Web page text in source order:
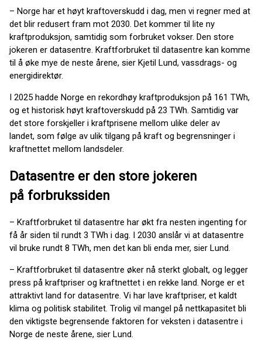
– Norge har et høyt kraftoverskudd i dag, men vi regner med at
det blir redusert fram mot 2030. Det kommer til lite ny
kraftproduksjon, samtidig som forbruket vokser. Den store
jokeren er datasentre. Kraftforbruket til datasentre kan komme
til å øke mye de neste årene, sier Kjetil Lund, vassdrags- og
energidirektør.
I 2025 hadde Norge en rekordhøy kraftproduksjon på 161 TWh,
og et historisk høyt kraftoverskudd på 23 TWh. Samtidig var
det store forskjeller i kraftprisene mellom ulike deler av
landet, som følge av ulik tilgang på kraft og begrensninger i
kraftnettet mellom landsdeler.
Datasentre er den store jokeren
på forbrukssiden
– Kraftforbruket til datasentre har økt fra nesten ingenting for
få år siden til rundt 3 TWh i dag. I 2030 anslår vi at datasentre
vil bruke rundt 8 TWh, men det kan bli enda mer, sier Lund.
– Kraftforbruket til datasentre øker nå sterkt globalt, og legger
press på kraftpriser og kraftnettet i en rekke land. Norge er et
attraktivt land for datasentre. Vi har lave kraftpriser, et kaldt
klima og politisk stabilitet. Trolig vil mangel på nettkapasitet bli
den viktigste begrensende faktoren for veksten i datasentre i
Norge de neste årene, sier Lund.